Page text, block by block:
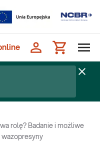
rolę? Badanie i możliwe
wazopresyny